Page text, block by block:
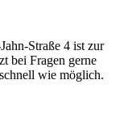
Straße 4 ist zur
bei Fragen gerne
wie möglich.